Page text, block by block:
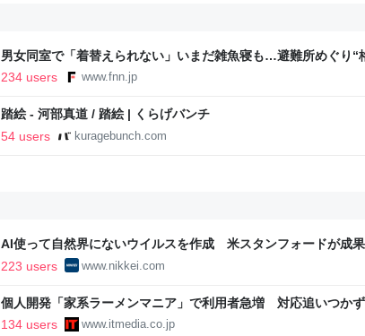
男女同室で「着替えられない」いまだ雑魚寝も…避難所めぐり
「標準化されていない」 令和8年熊本地震｜FNNプライムオン
234 users www.fnn.jp
踏絵 - 河部真道 / 踏絵 | くらげバンチ
54 users
kuragebunch.com
AI使って自然界にないウイルスを作成 米スタンフォードが成
済新聞
223 users www.nikkei.com
個人開発「家系ラーメンマニア」で利用者急増 対応追いつか
「より信頼していただけるアプリに」
134 users www.itmedia.co.jp